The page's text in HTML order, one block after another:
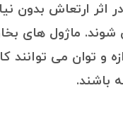
اثر ارتعاش بدون
ماژول های
و توان می توانند
باشند.